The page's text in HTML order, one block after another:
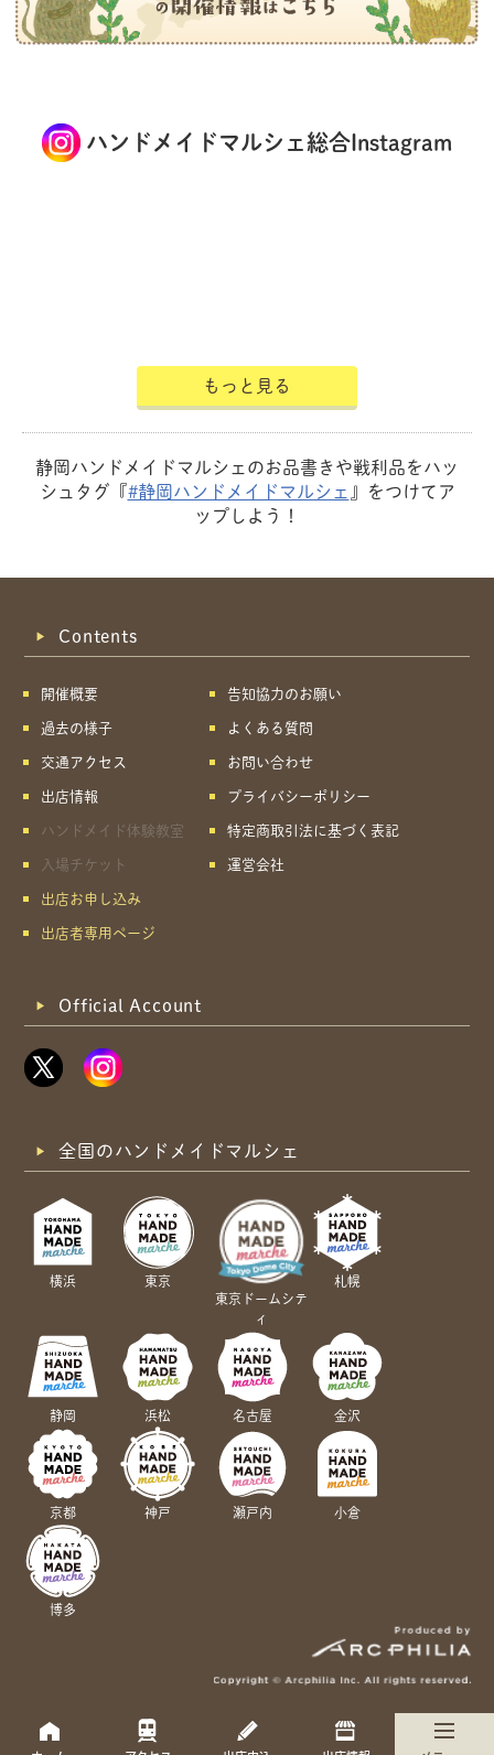
ハンドメイドマルシェ総合Instagram
もっと見る
静岡ハンドメイドマルシェのお品書きや戦利品をハッ
シュタグ『#静岡ハンドメイドマルシェ 』をつけてア
ップしよう！
Contents
開催概要
過去の様子
交通アクセス
出店情報
ハンドメイド体験教室
入場チケット
出店お申し込み
出店者専用ページ
告知協力のお願い
よくある質問
お問い合わせ
プライバシーポリシー
特定商取引法に基づく表記
運営会社
Official Account
全国のハンドメイドマルシェ
横浜
東京
東京ドームシテ
ィ
札幌
静岡 浜松 名古屋 金沢
京都 神戸 瀬戸内 小倉
博多